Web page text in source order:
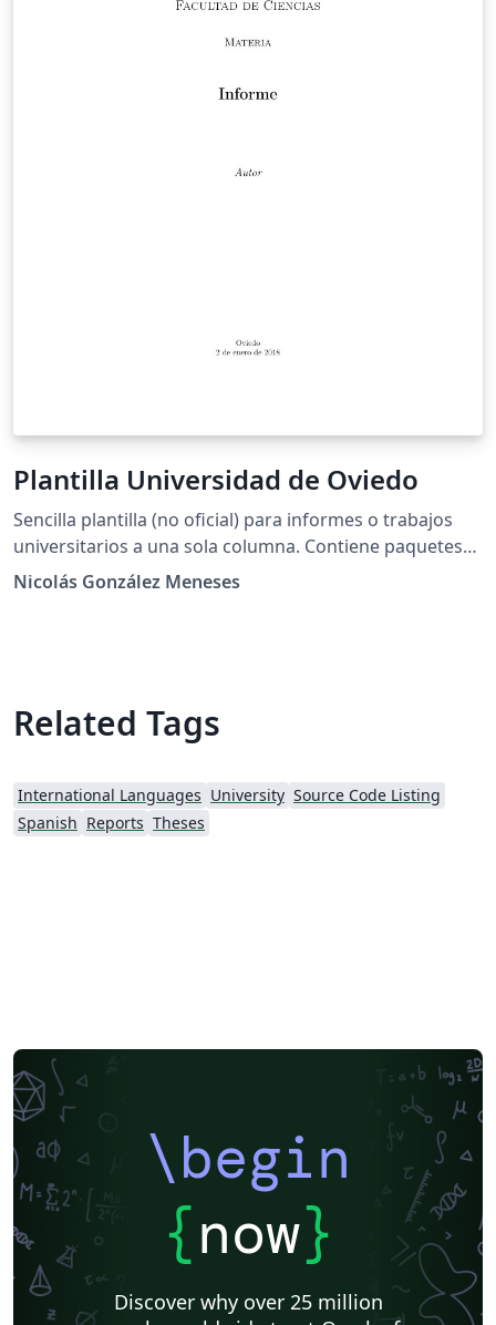
Plantilla Universidad de Oviedo
Sencilla plantilla (no oficial) para informes o trabajos
universitarios a una sola columna. Contiene paquetes
para la inserción de gráficos e imágenes, así como de
portada muestra el escudo de la Universidad de
Oviedo.
Nicolás González Meneses
Related Tags
International Languages University Source Code Listing
Spanish Reports Theses
\begin
{now}
Discover why over 25 million